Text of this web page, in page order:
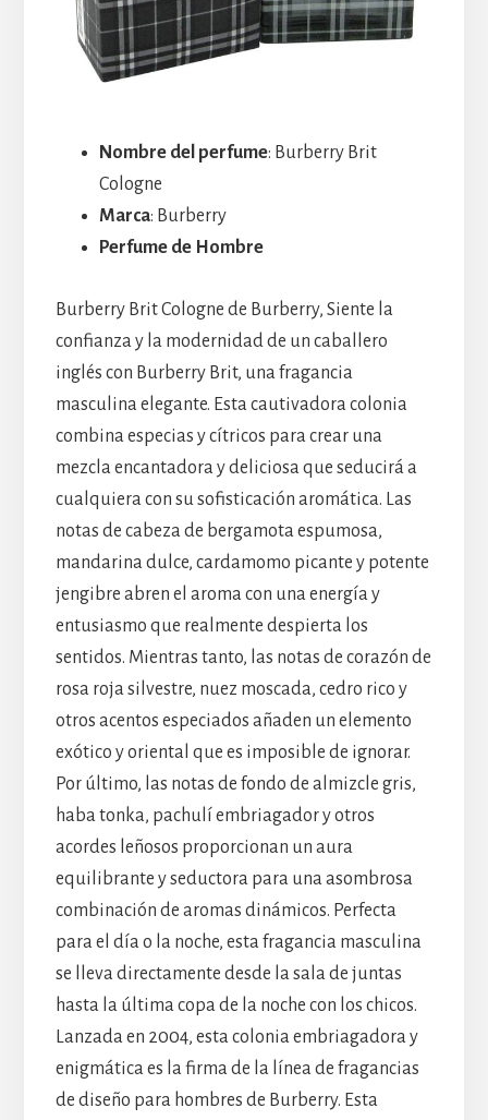
Nombre del perfume: Burberry Brit
Cologne
Marca: Burberry
Perfume de Hombre
Burberry Brit Cologne de Burberry, Siente la
confianza y la modernidad de un caballero
inglés con Burberry Brit, una fragancia
masculina elegante. Esta cautivadora colonia
combina especias y cítricos para crear una
mezcla encantadora y deliciosa que seducirá a
cualquiera con su sofisticación aromática. Las
notas de cabeza de bergamota espumosa,
mandarina dulce, cardamomo picante y potente
jengibre abren el aroma con una energía y
entusiasmo que realmente despierta los
sentidos. Mientras tanto, las notas de corazón de
rosa roja silvestre, nuez moscada, cedro rico y
otros acentos especiados añaden un elemento
exótico y oriental que es imposible de ignorar.
Por último, las notas de fondo de almizcle gris,
haba tonka, pachulí embriagador y otros
acordes leñosos proporcionan un aura
equilibrante y seductora para una asombrosa
combinación de aromas dinámicos. Perfecta
para el día o la noche, esta fragancia masculina
se lleva directamente desde la sala de juntas
hasta la última copa de la noche con los chicos.
Lanzada en 2004, esta colonia embriagadora y
enigmática es la firma de la línea de fragancias
de diseño para hombres de Burberry. Esta